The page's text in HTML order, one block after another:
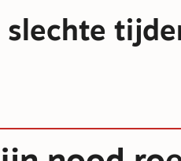
slechte